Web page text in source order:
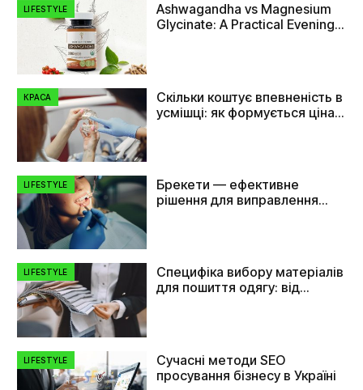
LIFESTYLE
Ashwagandha vs Magnesium
Glycinate: A Practical Evening
КРАСА
Скільки коштує впевненість в
усмішці: як формується ціна
LIFESTYLE
Брекети — ефективне
рішення для виправлення
LIFESTYLE
Специфіка вибору матеріалів
для пошиття одягу: від
LIFESTYLE
Сучасні методи SEO
просування бізнесу в Україні